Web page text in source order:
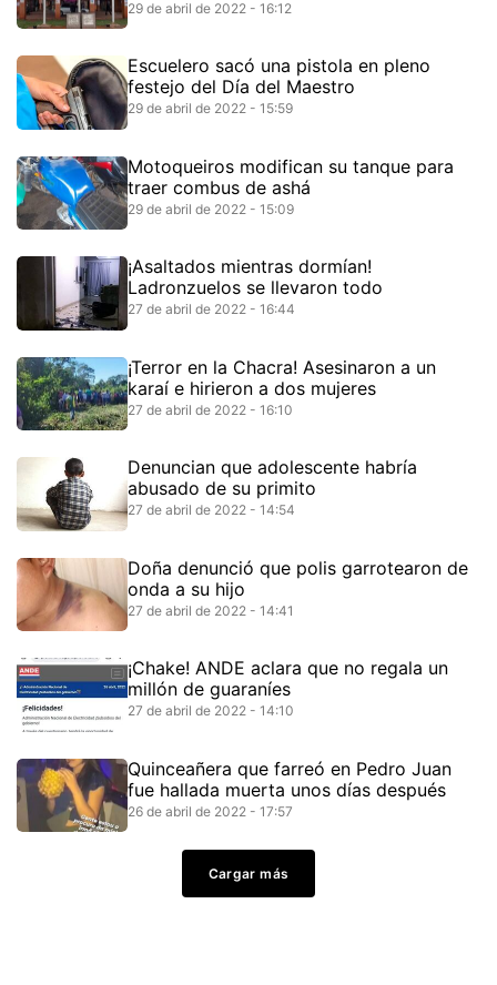
29 de abril de 2022 - 16:12
Escuelero sacó una pistola en pleno
festejo del Día del Maestro
29 de abril de 2022 - 15:59
Motoqueiros modifican su tanque para
traer combus de ashá
29 de abril de 2022 - 15:09
¡Asaltados mientras dormían!
Ladronzuelos se llevaron todo
27 de abril de 2022 - 16:44
¡Terror en la Chacra! Asesinaron a un
karaí e hirieron a dos mujeres
27 de abril de 2022 - 16:10
Denuncian que adolescente habría
abusado de su primito
27 de abril de 2022 - 14:54
Doña denunció que polis garrotearon de
onda a su hijo
27 de abril de 2022 - 14:41
¡Chake! ANDE aclara que no regala un
millón de guaraníes
27 de abril de 2022 - 14:10
Quinceañera que farreó en Pedro Juan
fue hallada muerta unos días después
26 de abril de 2022 - 17:57
Cargar más